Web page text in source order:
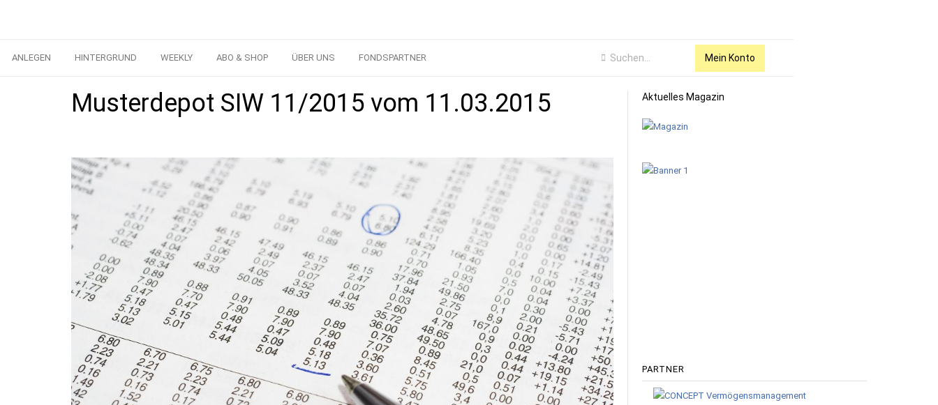
ANLEGEN HINTERGRUND WEEKLY ABO & SHOP ÜBER UNS FONDSPARTNER Mein Konto
Musterdepot SIW 11/2015 vom 11.03.2015 Aktuelles Magazin
PARTNER